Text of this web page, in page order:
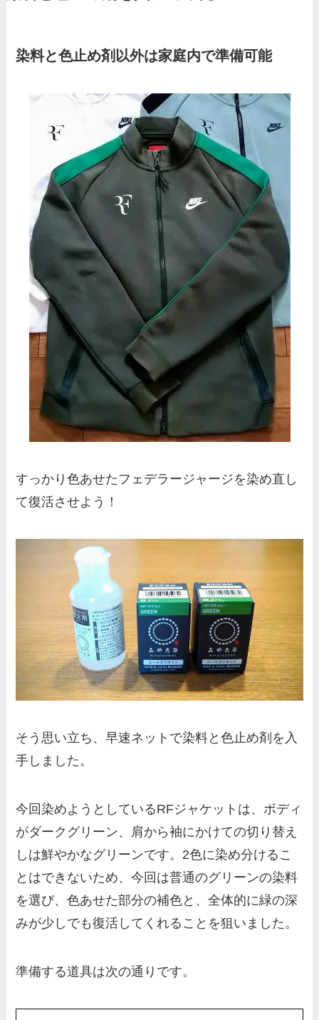
染料と色止め剤以外は家庭内で準備可能
すっかり色あせたフェデラージャージを染め直し
て復活させよう！
そう思い立ち、早速ネットで染料と色止め剤を入
手しました。
今回染めようとしているRFジャケットは、ボディ
がダークグリーン、肩から袖にかけての切り替え
しは鮮やかなグリーンです。2色に染め分けるこ
とはできないため、今回は普通のグリーンの染料
を選び、色あせた部分の補色と、全体的に緑の深
みが少しでも復活してくれることを狙いました。
準備する道具は次の通りです。